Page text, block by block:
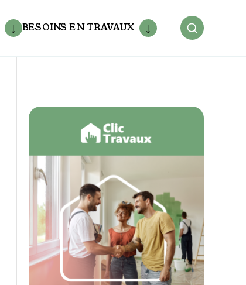
BESOINS EN TRAVAUX